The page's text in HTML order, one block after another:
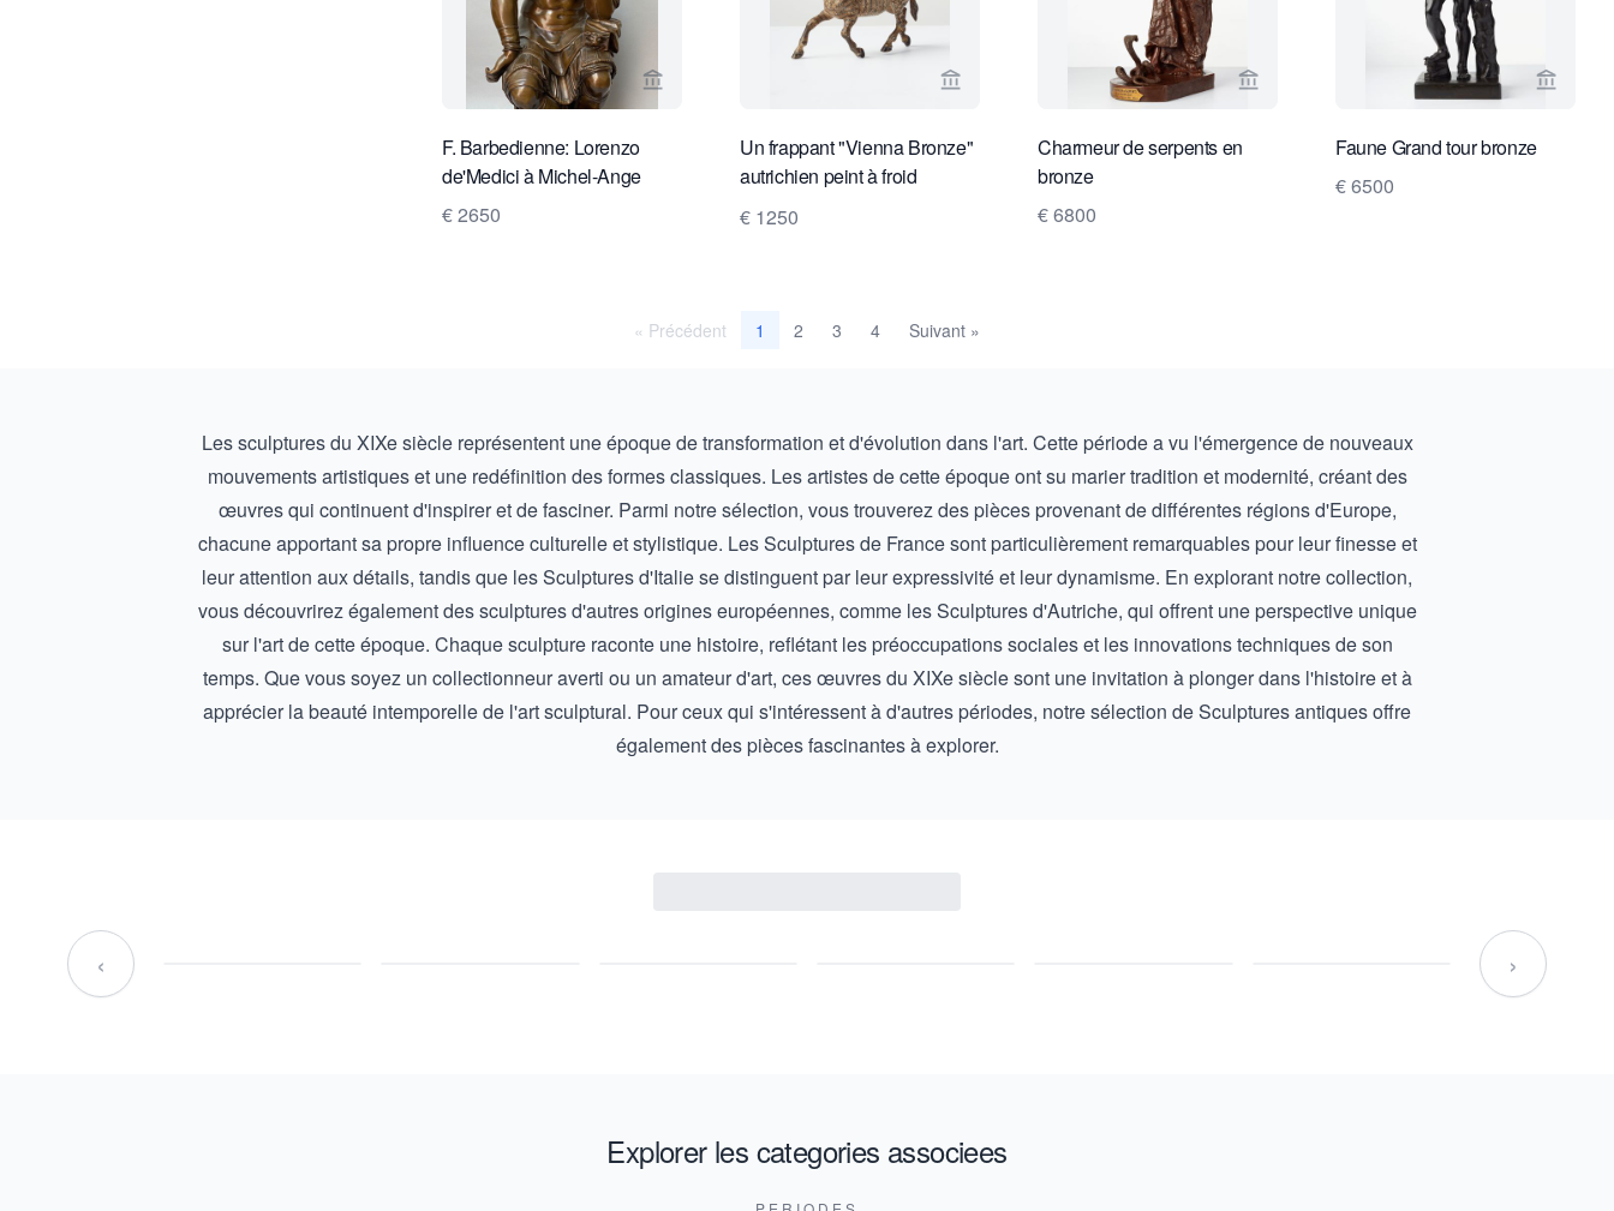
Voir la page vendeur de Robert Schreuder Antiquair
F. Barbedienne: Lorenzo
de'Medici à Michel-Ange
€ 2650
Voir la page vendeur de Toebosch Antiques
Un frappant "Vienna Bronze"
autrichien peint à froid
représentant un zèbre, vers
1890
€ 1250
Voir la page vendeur de Toebosch
Charmeur de serpents en
bronze
€ 6800
Voir la
Faune Grand tour bronze
€ 6500
« Précédent 1 2 3 4 Suivant »
Les sculptures du XIXe siècle représentent une époque de transformation et d'évolution dans l'art. Cette période a vu l'émergence de nouveaux
mouvements artistiques et une redéfinition des formes classiques. Les artistes de cette époque ont su marier tradition et modernité, créant des
œuvres qui continuent d'inspirer et de fasciner. Parmi notre sélection, vous trouverez des pièces provenant de différentes régions d'Europe,
chacune apportant sa propre influence culturelle et stylistique. LesSculptures de Francesont particulièrement remarquables pour leur finesse et
leur attention aux détails, tandis que lesSculptures d'Italiese distinguent par leur expressivité et leur dynamisme. En explorant notre collection,
vous découvrirez également des sculptures d'autres origines européennes, comme lesSculptures d'Autriche, qui offrent une perspective unique
sur l'art de cette époque. Chaque sculpture raconte une histoire, reflétant les préoccupations sociales et les innovations techniques de son
temps. Que vous soyez un collectionneur averti ou un amateur d'art, ces œuvres du XIXe siècle sont une invitation à plonger dans l'histoire et à
apprécier la beauté intemporelle de l'art sculptural. Pour ceux qui s'intéressent à d'autres périodes, notre sélection deSculptures antiquesoffre
également des pièces fascinantes à explorer.
‹ ›
Explorer les categories associees